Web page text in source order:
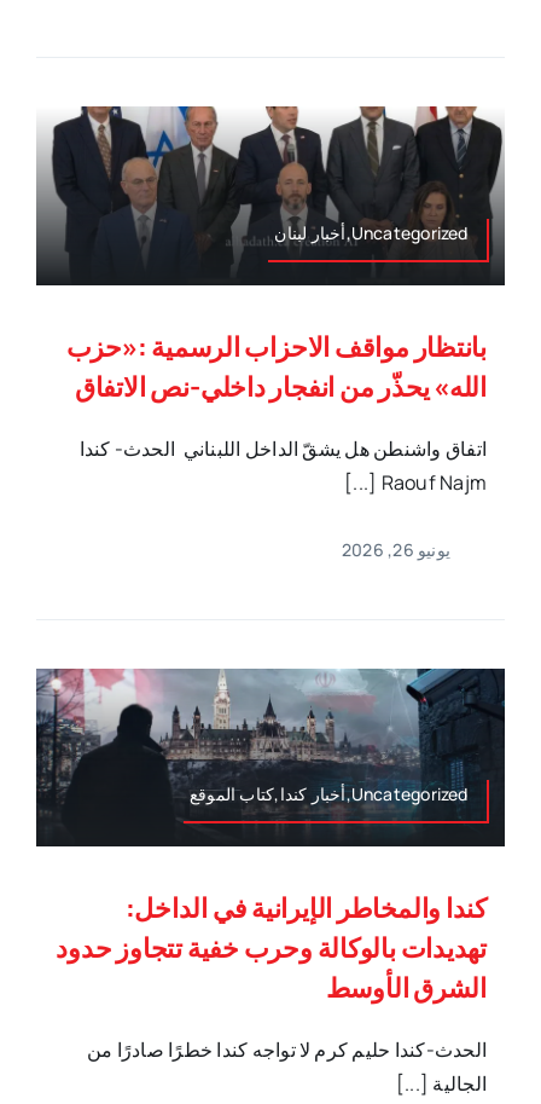
Uncategorized,أخبار لبنان
بانتظار مواقف الاحزاب الرسمية :«حزب
الله» يحذّر من انفجار داخلي-نص الاتفاق
اتفاق واشنطن هل يشقّ الداخل اللبناني الحدث- كندا
Raouf Najm [...]
يونيو 26, 2026
Uncategorized,أخبار كندا,كتاب الموقع
كندا والمخاطر الإيرانية في الداخل:
تهديدات بالوكالة وحرب خفية تتجاوز حدود
الشرق الأوسط
الحدث-كندا حليم كرم لا تواجه كندا خطرًا صادرًا من
الجالية [...]